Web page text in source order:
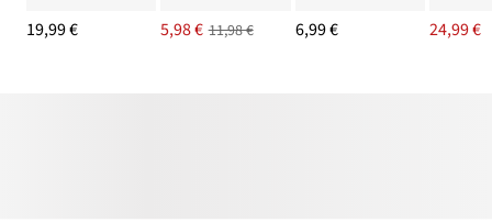
19,99 € 5,98 € 11,98 € 6,99 € 24,99 €